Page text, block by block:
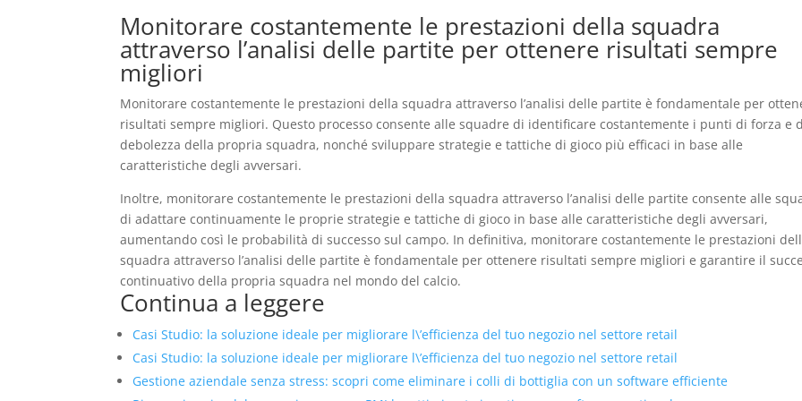
Monitorare costantemente le prestazioni della squadra
attraverso l’analisi delle partite per ottenere risultati sempre
migliori
Monitorare costantemente le prestazioni della squadra attraverso l’analisi delle partite è fondamentale per
risultati sempre migliori. Questo processo consente alle squadre di identificare costantemente i punti di forza e
debolezza della propria squadra, nonché sviluppare strategie e tattiche di gioco più efficaci in base alle
caratteristiche degli avversari.
Inoltre, monitorare costantemente le prestazioni della squadra attraverso l’analisi delle partite consente alle
di adattare continuamente le proprie strategie e tattiche di gioco in base alle caratteristiche degli avversari,
aumentando così le probabilità di successo sul campo. In definitiva, monitorare costantemente le prestazioni
squadra attraverso l’analisi delle partite è fondamentale per ottenere risultati sempre migliori e garantire il
continuativo della propria squadra nel mondo del calcio.
Continua a leggere
Casi Studio: la soluzione ideale per migliorare l\’efficienza del tuo negozio nel settore retail
Casi Studio: la soluzione ideale per migliorare l\’efficienza del tuo negozio nel settore retail
Gestione aziendale senza stress: scopri come eliminare i colli di bottiglia con un software efficiente